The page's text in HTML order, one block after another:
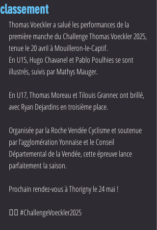
classement
Thomas Voeckler a salué les performances de la
première manche du Challenge Thomas Voeckler 2025,
tenue le 20 avril à Mouilleron-le-Captif.
En U15, Hugo Chavanel et Pablo Poulhies se sont
illustrés, suivis par Mathys Mauger.
En U17, Thomas Moreau et Tilouis Grannec ont brillé,
avec Ryan Dejardins en troisième place.
Organisée par la Roche Vendée Cyclisme et soutenue
par l’agglomération Yonnaise et le Conseil
Départemental de la Vendée, cette épreuve lance
parfaitement la saison.
Prochain rendez-vous à Thorigny le 24 mai !
🚴‍♂️ #ChallengeVoeckler2025